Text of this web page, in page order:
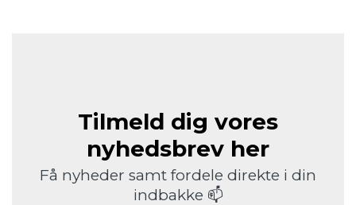
Tilmeld dig vores
nyhedsbrev her
Få nyheder samt fordele direkte i din
indbakke 📫